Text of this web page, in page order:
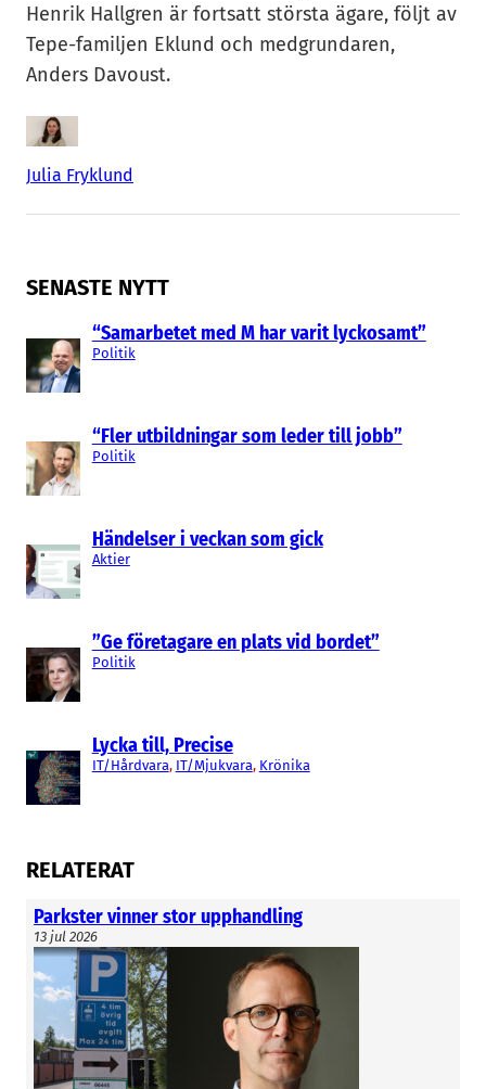
SENASTE NYTT
“Samarbetet med M har varit lyckosamt”
Politik
“Fler utbildningar som leder till jobb”
Politik
Händelser i veckan som gick
Aktier
”Ge företagare en plats vid bordet”
Politik
Lycka till, Precise
IT/Hårdvara, IT/Mjukvara, Krönika
Henrik Hallgren är fortsatt största ägare, följt av
Tepe-familjen Eklund och medgrundaren,
Anders Davoust.
Julia Fryklund
RELATERAT
Parkster vinner stor upphandling
13 jul 2026